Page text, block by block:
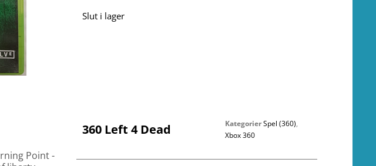
Slut i lager
360 Left 4 Dead KategorierSpel (360),
Xbox 360